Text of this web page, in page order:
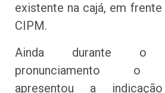
existente na cajá, em frente
CIPM.
Ainda durante o
pronunciamento o
apresentou a